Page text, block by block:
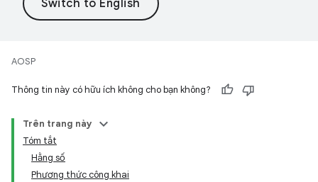
AOSP
Thông tin này có hữu ích không cho bạn không?
Trên trang này
Tóm tắt
Hằng số
Phương thức công khai